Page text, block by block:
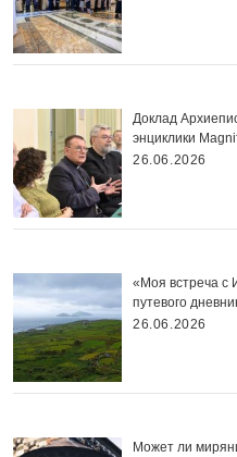
Доклад
энциклики
26.06.2026
«Моя встреча с
путевого
26.06.2026
Может ли